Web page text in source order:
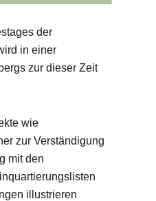
der
in einer
zur dieser Zeit
wie
zur Verständigung
mit den
illustrieren